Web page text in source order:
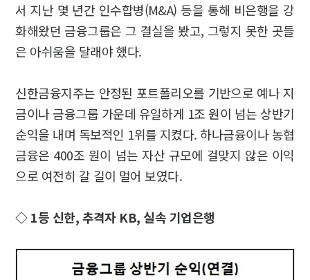
서 지난 몇 년간 인수합병(M&A) 등을 통해 비은행을 강
화해왔던 금융그룹은 그 결실을 봤고, 그렇지 못한 곳들
은 아쉬움을 달래야 했다.
신한금융지주는 안정된 포트폴리오를 기반으로 예나 지
금이나 금융그룹 가운데 유일하게 1조 원이 넘는 상반기
순익을 내며 독보적인 1위를 지켰다. 하나금융이나 농협
금융은 400조 원이 넘는 자산 규모에 걸맞지 않은 이익
으로 여전히 갈 길이 멀어 보였다.
◇ 1등 신한, 추격자 KB, 실속 기업은행